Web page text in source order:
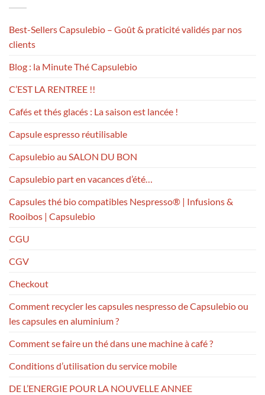
Best-Sellers Capsulebio – Goût & praticité validés par nos
clients
Blog : la Minute Thé Capsulebio
C’EST LA RENTREE !!
Cafés et thés glacés : La saison est lancée !
Capsule espresso réutilisable
Capsulebio au SALON DU BON
Capsulebio part en vacances d’été…
Capsules thé bio compatibles Nespresso® | Infusions &
Rooibos | Capsulebio
CGU
CGV
Checkout
Comment recycler les capsules nespresso de Capsulebio ou
les capsules en aluminium ?
Comment se faire un thé dans une machine à café ?
Conditions d’utilisation du service mobile
DE L’ENERGIE POUR LA NOUVELLE ANNEE